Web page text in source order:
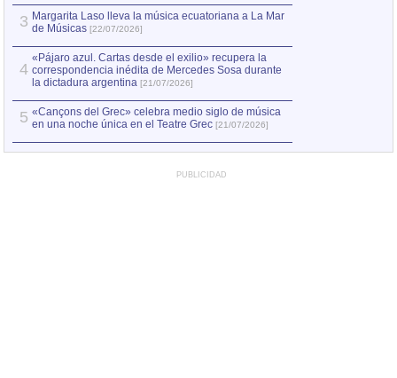
3 Margarita Laso lleva la música ecuatoriana a La Mar
de Músicas [22/07/2026]
4
«Pájaro azul. Cartas desde el exilio» recupera la
correspondencia inédita de Mercedes Sosa durante
la dictadura argentina [21/07/2026]
5 «Cançons del Grec» celebra medio siglo de música
en una noche única en el Teatre Grec [21/07/2026]
PUBLICIDAD